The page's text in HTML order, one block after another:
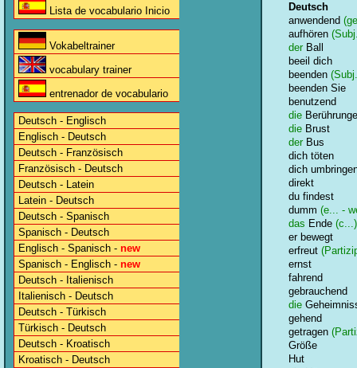
Lista de vocabulario Inicio
Vokabeltrainer
vocabulary trainer
entrenador de vocabulario
Deutsch - Englisch
Englisch - Deutsch
Deutsch - Französisch
Französisch - Deutsch
Deutsch - Latein
Latein - Deutsch
Deutsch - Spanisch
Spanisch - Deutsch
Englisch - Spanisch - new
Spanisch - Englisch - new
Deutsch - Italienisch
Italienisch - Deutsch
Deutsch - Türkisch
Türkisch - Deutsch
Deutsch - Kroatisch
Kroatisch - Deutsch
Deutsch
anwendend
aufhören
der Ball
beeil dich
beenden
beenden Sie
benutzend
die
die Brust
der Bus
dich töten
dich
direkt
du findest
dumm (e... -
das Ende (c...)
er bewegt
erfreut
ernst
fahrend
gebrauchend
die
gehend
getragen
Größe
Hut